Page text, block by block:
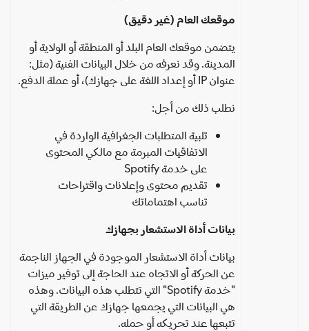
موقعك العام (غير دقيق)
يتضمن موقعك العام البلد أو المنطقة أو الولاية أو
المدينة. وقد نعرفه من خلال البيانات الفنية (مثل:
عنوان IP أو إعداد اللغة على جهازك)، أو عملة الدفع.
نطلب ذلك من أجل:
تلبية المتطلبات الجغرافية الواردة في
الاتفاقيات المبرمة مع مالكي المحتوى
على خدمة Spotify
تقديم محتوى وإعلانات واقتراحات
تناسب اهتماماتك
بيانات أداة الاستشعار بجهازك
بيانات أداة الاستشعار الموجودة في الجهاز الناجمة
عن الحركة أو الاتجاه عند الحاجة إلى توفير ميزات
"خدمة Spotify" التي تتطلب هذه البيانات. وهذه
هي البيانات التي يجمعها جهازك عن الطريقة التي
تتبعها عند تحريكه أو حمله.